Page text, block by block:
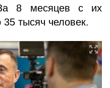
За 8 месяцев с их
тысяч человек.